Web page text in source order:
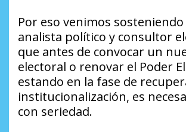
Por eso venimos sosteniendo
analista político y consultor
que antes de convocar un
electoral o renovar el Poder
estando en la fase de
institucionalización, es
con seriedad.